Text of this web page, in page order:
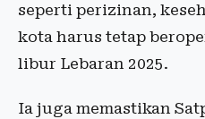
seperti perizinan,
kota harus tetap
libur Lebaran 2025.
Ia juga memastikan